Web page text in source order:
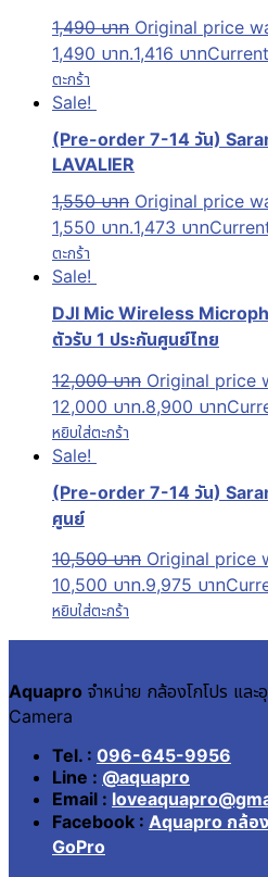
1,490บาท Original price
1,490 บาท.1,416 บาท
ตะกร้า
Sale!
(Pre-order 7-14 วัน)
LAVALIER
1,550บาท Original price
1,550 บาท.1,473 บาท
ตะกร้า
Sale!
DJI Mic Wireless
ตัวรับ 1 ประกันศูนย์ไทย
12,000บาท Original price
12,000 บาท.8,900 บาท
หยิบใส่ตะกร้า
Sale!
(Pre-order 7-14 วัน)
ศูนย์
10,500บาท Original price
10,500 บาท.9,975 บาท
หยิบใส่ตะกร้า
Aquapro จำหน่าย กล้องโกโปร แ
Camera
Tel. : 096-645-9956
Line : @aquapro
Email :
Facebook : Aquapro กล้อ
GoPro